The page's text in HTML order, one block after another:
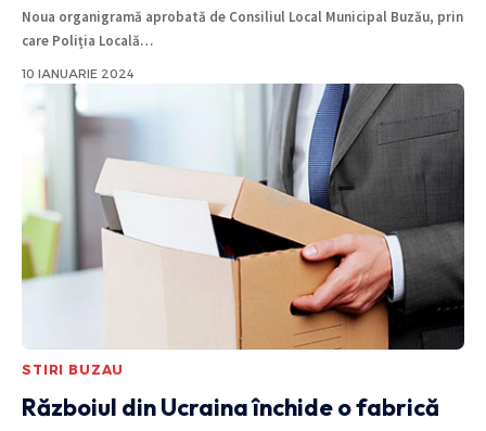
Noua organigramă aprobată de Consiliul Local Municipal Buzău, prin
care Poliția Locală…
10 IANUARIE 2024
STIRI BUZAU
Războiul din Ucraina închide o fabrică